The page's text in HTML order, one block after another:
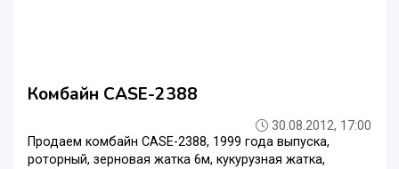
Комбайн CASE-2388
30.08.2012, 17:00
Продаем комбайн CASE-2388, 1999 года выпуска,
роторный, зерновая жатка 6м, кукурузная жатка,